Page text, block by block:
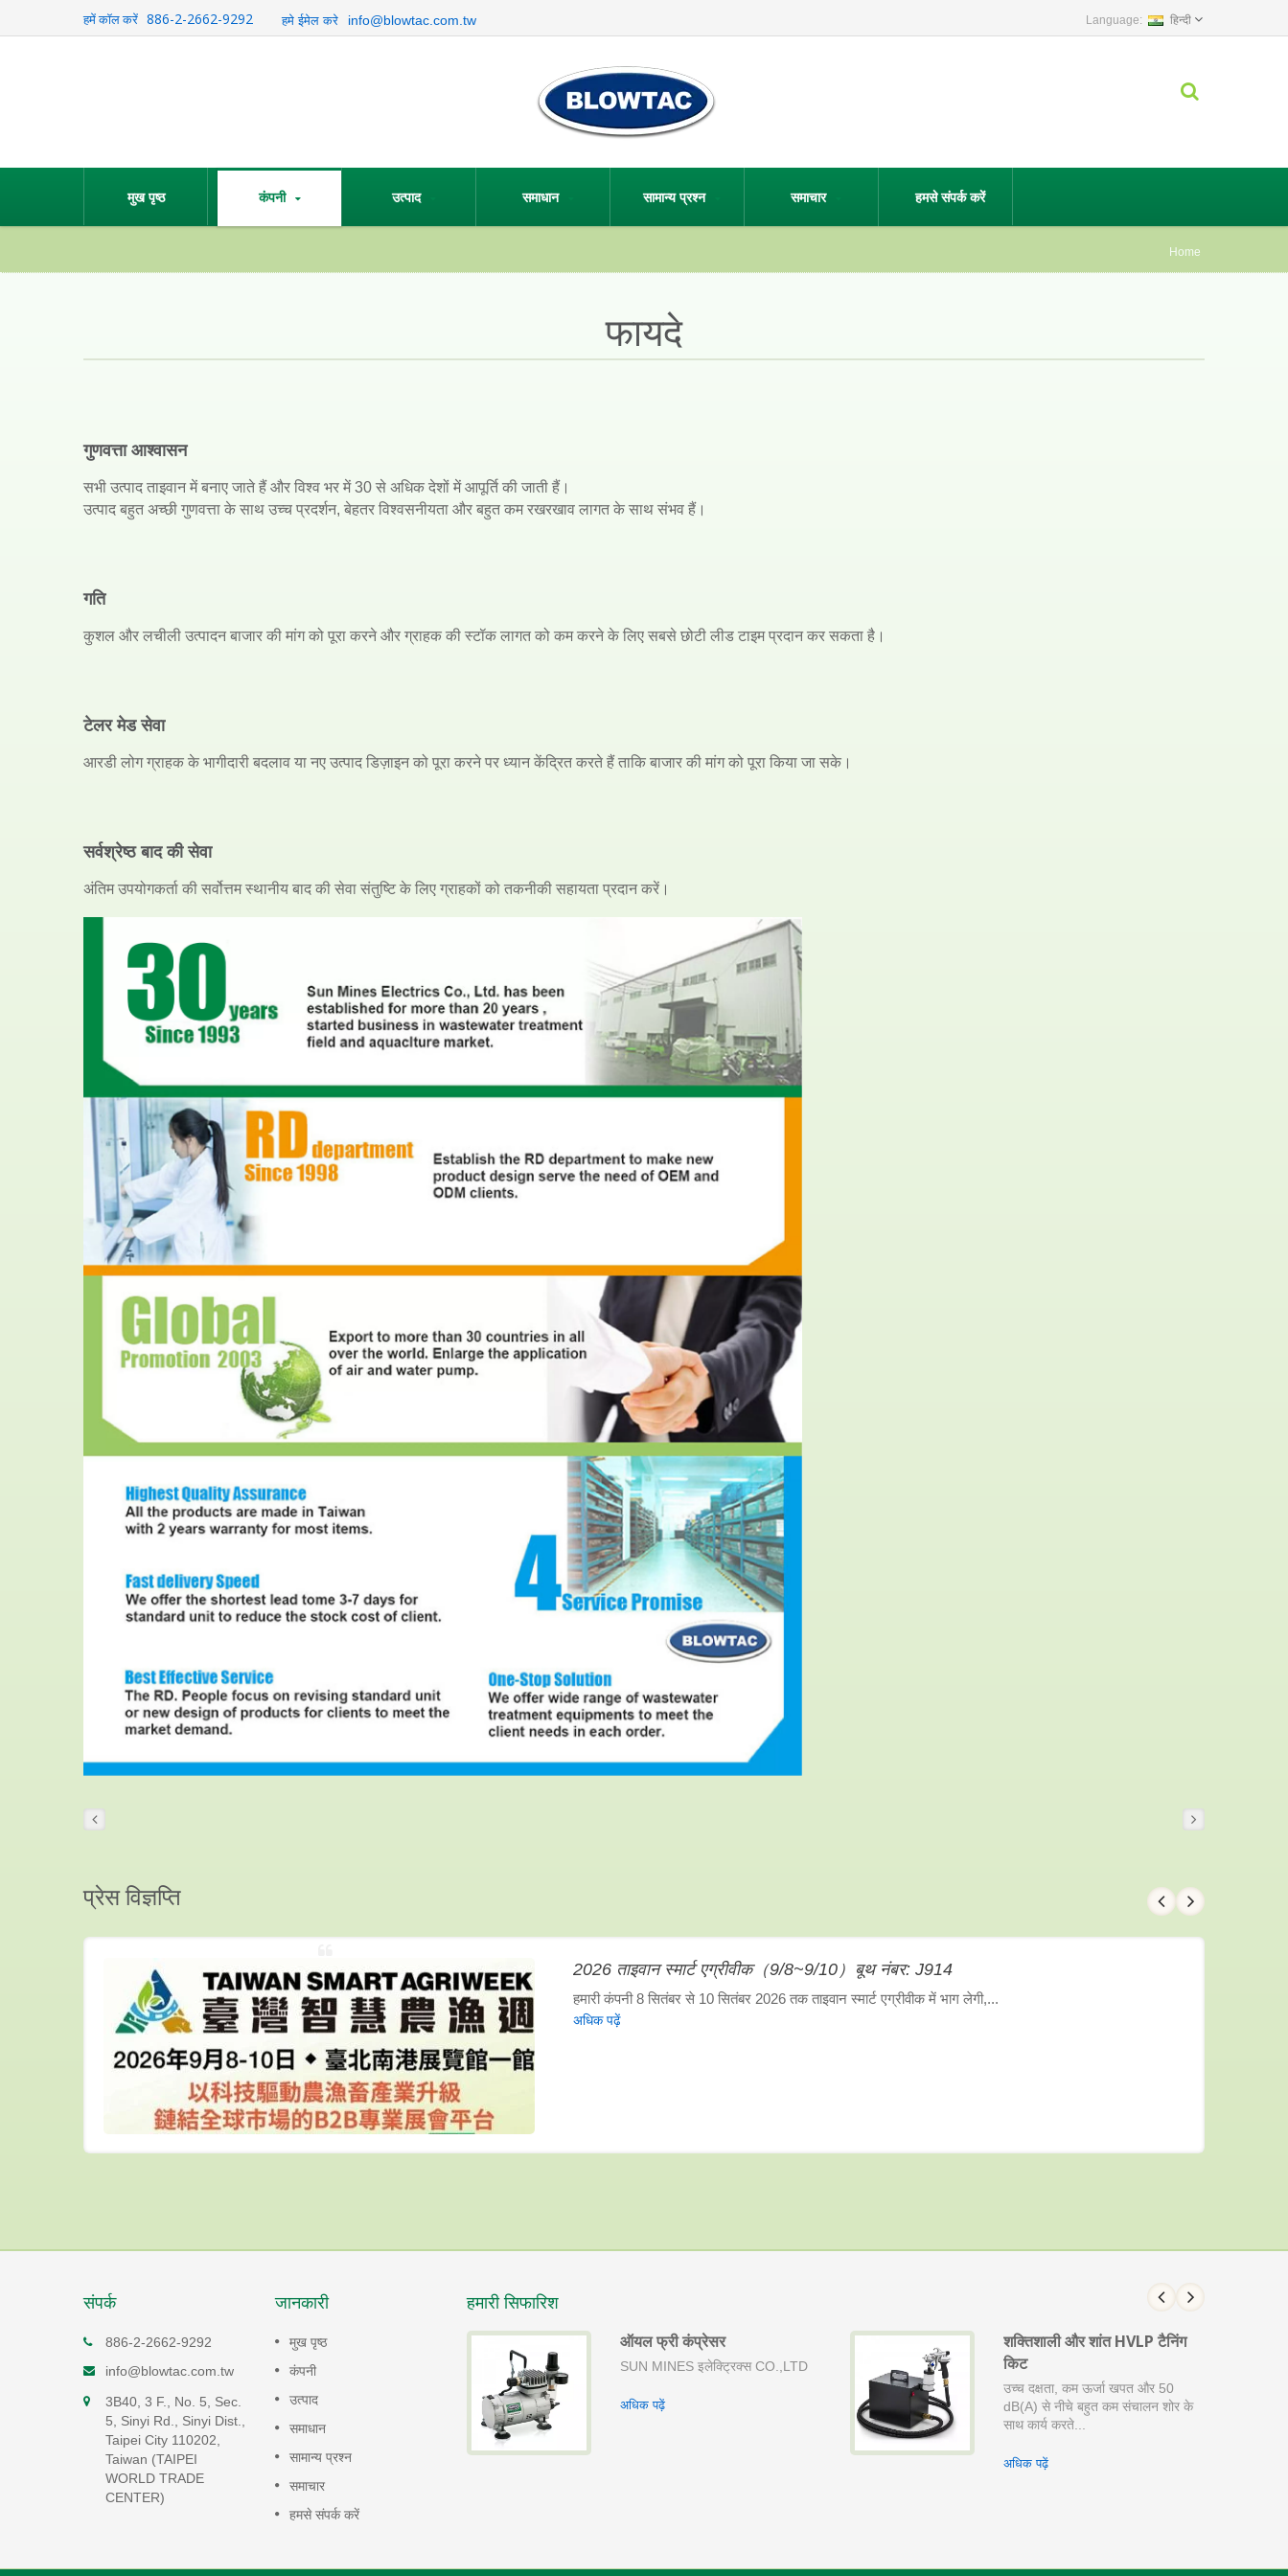
हमें कॉल करें 886-2-2662-9292 हमे ईमेल करे info@blowtac.com.tw हिन्दी
मुख पृष्ठ कंपनी उत्पाद समाधान सामान्य प्रश्न समाचार हमसे संपर्क करें
Home
फायदे
गुणवत्ता आश्वासन
सभी उत्पाद ताइवान में बनाए जाते हैं और विश्व भर में 30 से अधिक देशों में आपूर्ति की जाती हैं।
उत्पाद बहुत अच्छी गुणवत्ता के साथ उच्च प्रदर्शन, बेहतर विश्वसनीयता और बहुत कम रखरखाव लागत के साथ संभव हैं।
गति
कुशल और लचीली उत्पादन बाजार की मांग को पूरा करने और ग्राहक की स्टॉक लागत को कम करने के लिए सबसे छोटी लीड टाइम प्रदान कर सकता है।
टेलर मेड सेवा
आरडी लोग ग्राहक के भागीदारी बदलाव या नए उत्पाद डिज़ाइन को पूरा करने पर ध्यान केंद्रित करते हैं ताकि बाजार की मांग को पूरा किया जा सके।
सर्वश्रेष्ठ बाद की सेवा
अंतिम उपयोगकर्ता की सर्वोत्तम स्थानीय बाद की सेवा संतुष्टि के लिए ग्राहकों को तकनीकी सहायता प्रदान करें।
प्रेस विज्ञप्ति
2026 ताइवान स्मार्ट एग्रीवीक（9/8~9/10）बूथ नंबर: J914
हमारी कंपनी 8 सितंबर से 10 सितंबर 2026 तक ताइवान स्मार्ट एग्रीवीक में भाग लेगी,...
अधिक पढ़ें
संपर्क
886-2-2662-9292
info@blowtac.com.tw
3B40, 3 F., No. 5, Sec.
5, Sinyi Rd., Sinyi Dist.,
Taipei City 110202,
Taiwan (TAIPEI
WORLD TRADE
CENTER)
जानकारी
मुख पृष्ठ
कंपनी
उत्पाद
समाधान
सामान्य प्रश्न
समाचार
हमसे संपर्क करें
हमारी सिफारिश
लीनियर वायु पंप
रेखीय एयर पंप उच्च दक्षता, कम ऊर्जा खपत
कम संचालन...
ऑयल फ्री कंप्रेसर
SUN MINES इलेक्ट्रिक्स CO.,LTD
अधिक पढ़ें
शक्तिशाली और शांत HVLP टैनिंग
किट
उच्च दक्षता, कम ऊर्जा खपत और 50
dB(A) से नीचे बहुत कम संचालन शोर के
साथ कार्य करते...
अधिक पढ़ें